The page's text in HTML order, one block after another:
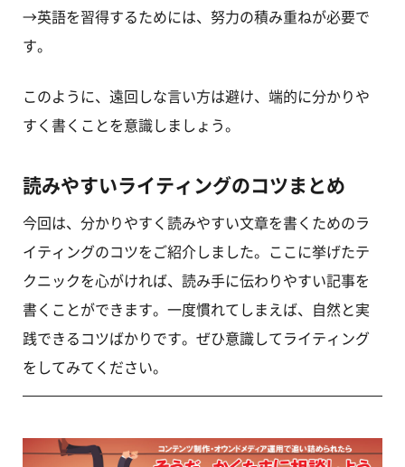
→英語を習得するためには、努力の積み重ねが必要で
す。
このように、遠回しな言い方は避け、端的に分かりや
すく書くことを意識しましょう。
読みやすいライティングのコツまとめ
今回は、分かりやすく読みやすい文章を書くためのラ
イティングのコツをご紹介しました。ここに挙げたテ
クニックを心がければ、読み手に伝わりやすい記事を
書くことができます。一度慣れてしまえば、自然と実
践できるコツばかりです。ぜひ意識してライティング
をしてみてください。